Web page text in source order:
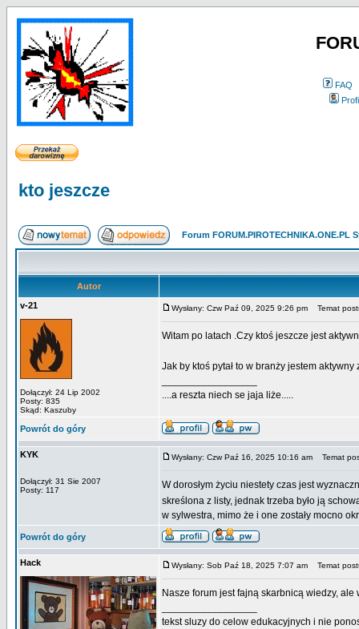
FAQ
kto jeszcze
Forum FORUM.PIROTECHNIKA.ONE.PL
Autor
v-21
Dołączył: 24 Lip 2002
Posty: 835
Skąd: Kaszuby
Wysłany: Czw Paź 09, 2025 9:26 pm Temat
Witam po latach .Czy ktoś jeszcze jest
Jak by ktoś pytał to w branży jestem
....a reszta niech se jaja liże.....
Powrót do góry
KYK
Dołączył: 31 Sie 2007
Posty: 117
Wysłany: Czw Paź 16, 2025 10:16 am Temat
W dorosłym życiu niestety czas jest
skreślona z listy, jednak trzeba było ją
w sylwestra, mimo że i one zostały mocno
Powrót do góry
Hack Wysłany: Sob Paź 18, 2025 7:07 am Temat
Nasze forum jest fajną skarbnicą wiedzy,
tekst sluzy do celow edukacyjnych i nie